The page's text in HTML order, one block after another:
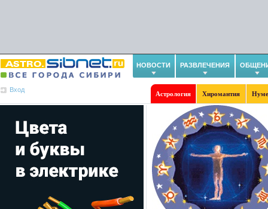
НОВОСТИ РАЗВЛЕЧЕНИЯ
Вход
Астрология Хиромантия